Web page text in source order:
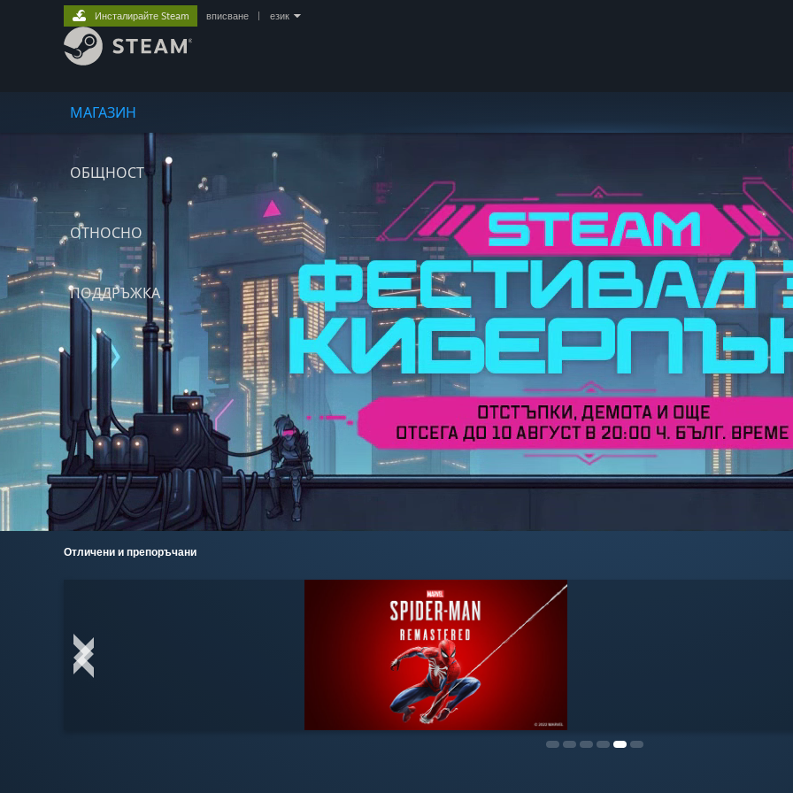
МАГАЗИН
ОБЩНОСТ
ОТНОСНО
ПОДДРЪЖКА
Инсталирайте Steam вписване език
Отличени и препоръчани